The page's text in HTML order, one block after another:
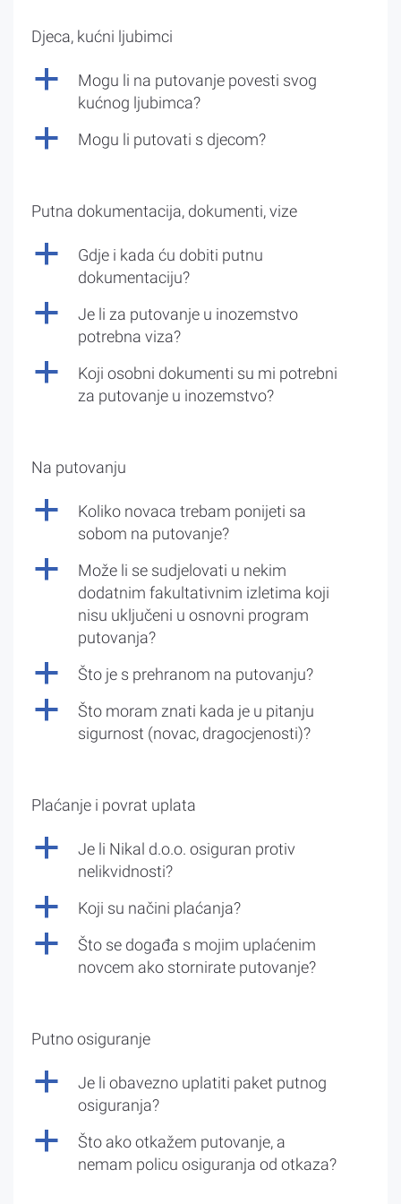
Djeca, kućni ljubimci
a
Mogu li na putovanje povesti svog
kućnog ljubimca?
a Mogu li putovati s djecom?
Putna dokumentacija, dokumenti, vize
a
Gdje i kada ću dobiti putnu
dokumentaciju?
a
Je li za putovanje u inozemstvo
potrebna viza?
a
Koji osobni dokumenti su mi potrebni
za putovanje u inozemstvo?
Na putovanju
a
Koliko novaca trebam ponijeti sa
sobom na putovanje?
a
Može li se sudjelovati u nekim
dodatnim fakultativnim izletima koji
nisu uključeni u osnovni program
putovanja?
a Što je s prehranom na putovanju?
a
Što moram znati kada je u pitanju
sigurnost (novac, dragocjenosti)?
Plaćanje i povrat uplata
a
Je li Nikal d.o.o. osiguran protiv
nelikvidnosti?
a Koji su načini plaćanja?
a
Što se događa s mojim uplaćenim
novcem ako stornirate putovanje?
Putno osiguranje
a
Je li obavezno uplatiti paket putnog
osiguranja?
a
Što ako otkažem putovanje, a
nemam policu osiguranja od otkaza?